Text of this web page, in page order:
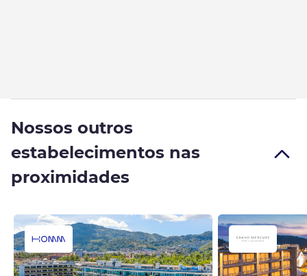
Nossos outros
estabelecimentos nas
proximidades